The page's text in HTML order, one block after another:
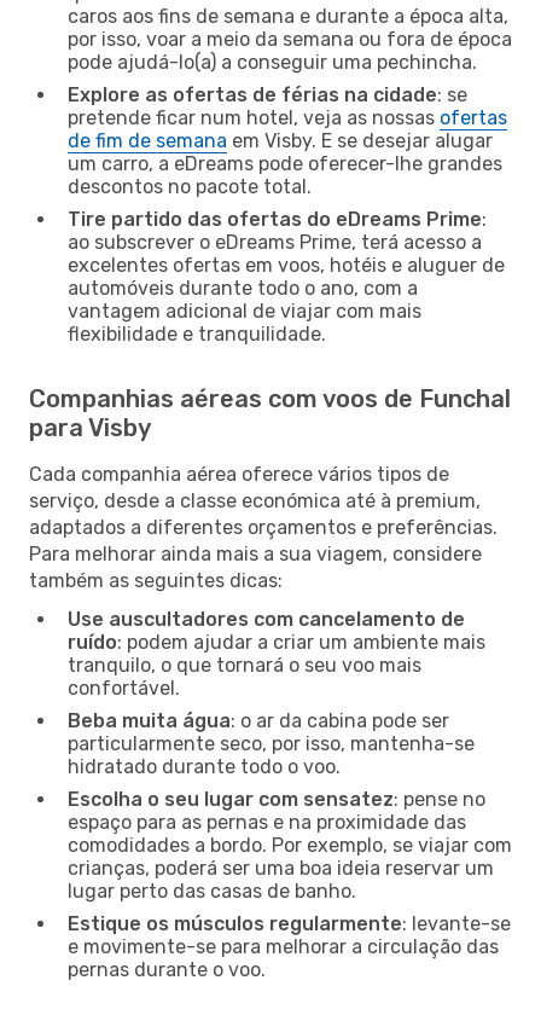
caros aos fins de semana e durante a época alta,
por isso, voar a meio da semana ou fora de época
pode ajudá-lo(a) a conseguir uma pechincha.
Explore as ofertas de férias na cidade: se
pretende ficar num hotel, veja as nossas ofertas
de fim de semana em Visby. E se desejar alugar
um carro, a eDreams pode oferecer-lhe grandes
descontos no pacote total.
Tire partido das ofertas do eDreams Prime:
ao subscrever o eDreams Prime, terá acesso a
excelentes ofertas em voos, hotéis e aluguer de
automóveis durante todo o ano, com a
vantagem adicional de viajar com mais
flexibilidade e tranquilidade.
Companhias aéreas com voos de Funchal
para Visby
Cada companhia aérea oferece vários tipos de
serviço, desde a classe económica até à premium,
adaptados a diferentes orçamentos e preferências.
Para melhorar ainda mais a sua viagem, considere
também as seguintes dicas:
Use auscultadores com cancelamento de
ruído: podem ajudar a criar um ambiente mais
tranquilo, o que tornará o seu voo mais
confortável.
Beba muita água: o ar da cabina pode ser
particularmente seco, por isso, mantenha-se
hidratado durante todo o voo.
Escolha o seu lugar com sensatez: pense no
espaço para as pernas e na proximidade das
comodidades a bordo. Por exemplo, se viajar com
crianças, poderá ser uma boa ideia reservar um
lugar perto das casas de banho.
Estique os músculos regularmente: levante-se
e movimente-se para melhorar a circulação das
pernas durante o voo.